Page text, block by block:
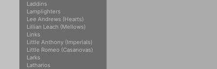
Laddins
Lamplighters
Lee Andrews (Hearts)
Lillian Leach (Mellows)
Links
Little Anthony (Imperials)
Little Romeo (Casanovas)
Larks
Latharios